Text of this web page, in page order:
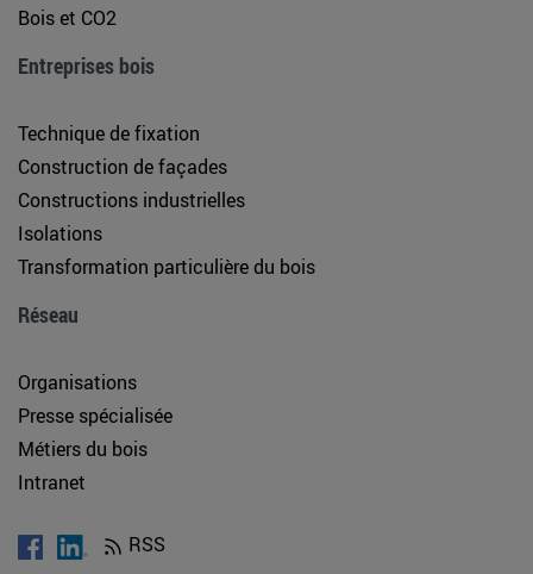
Bois et CO2
Entreprises bois
Technique de fixation
Construction de façades
Constructions industrielles
Isolations
Transformation particulière du bois
Réseau
Organisations
Presse spécialisée
Métiers du bois
Intranet
RSS